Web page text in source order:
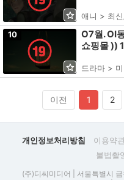
애니 > 최
10
O7월. OI
쇼핑몰 ))
드라마 >
이전 1 2
개인정보처리방침 이용약관
불법촬
(주)디씨미디어 | 서울특별시